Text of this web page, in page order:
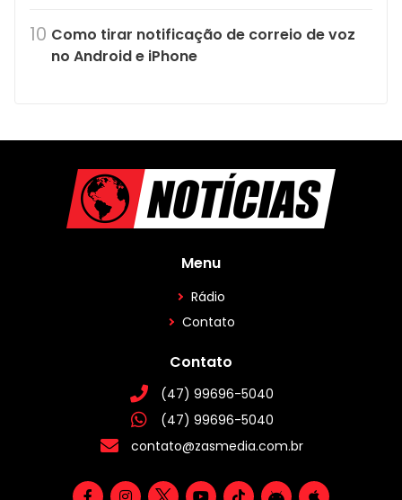
Como tirar notificação de correio de voz
no Android e iPhone
Menu
Rádio
Contato
Contato
(47) 99696-5040
(47) 99696-5040
contato@zasmedia.com.br